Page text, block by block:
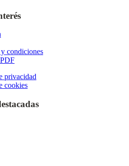
condiciones
privacidad
cookies